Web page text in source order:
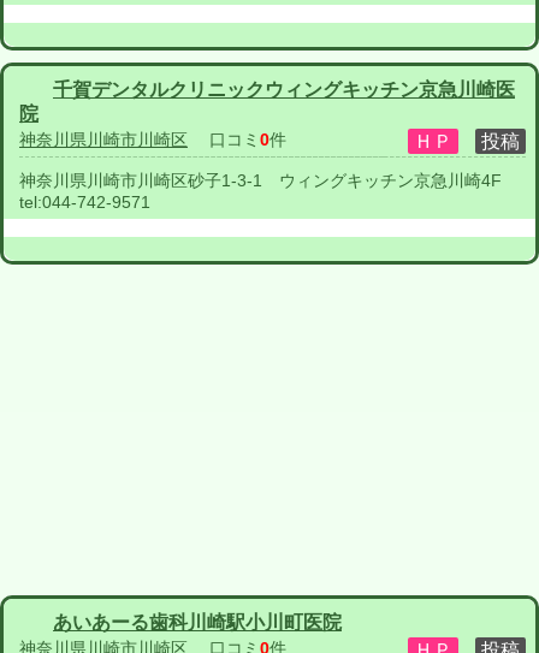
千賀デンタルクリニックウィングキッチン京急川崎医
院
神奈川県川崎市川崎区 口コミ 0件
神奈川県川崎市川崎区砂子1-3-1 ウィングキッチン京急川崎4F
tel:044-742-9571
あいあーる歯科川崎駅小川町医院
神奈川県川崎市川崎区 口コミ 0件